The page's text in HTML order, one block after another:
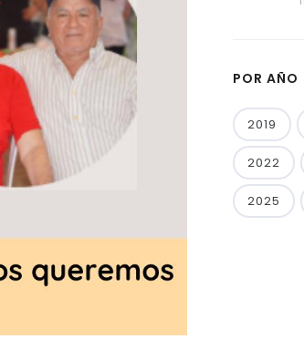
POR AÑO
2019
2022
2025